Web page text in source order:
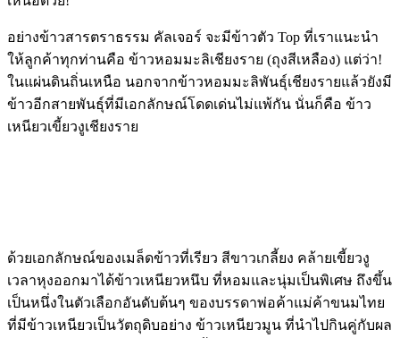
อย่างข้าวสารตราธรรม คัลเจอร์ จะมีข้าวตัว Top ที่เราแนะนำ
ให้ลูกค้าทุกท่านคือ ข้าวหอมมะลิเชียงราย (ถุงสีเหลือง) แต่ว่า!
ในแผ่นดินถิ่นเหนือ นอกจากข้าวหอมมะลิพันธุ์เชียงรายแล้วยังมี
ข้าวอีกสายพันธุ์ที่มีเอกลักษณ์โดดเด่นไม่แพ้กัน นั่นก็คือ ข้าว
เหนียวเขี้ยวงูเชียงราย
ด้วยเอกลักษณ์ของเมล็ดข้าวที่เรียว สีขาวเกลี้ยง คล้ายเขี้ยวงู
เวลาหุงออกมาได้ข้าวเหนียวหนึบ ที่หอมและนุ่มเป็นพิเศษ ถึงขึ้น
เป็นหนึ่งในตัวเลือกอันดับต้นๆ ของบรรดาพ่อค้าแม่ค้าขนมไทย
ที่มีข้าวเหนียวเป็นวัตถุดิบอย่าง ข้าวเหนียวมูน ที่นำไปกินคู่กับผล